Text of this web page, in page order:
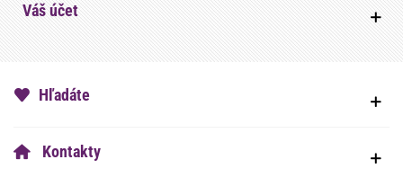
Váš účet
Hľadáte
Kontakty